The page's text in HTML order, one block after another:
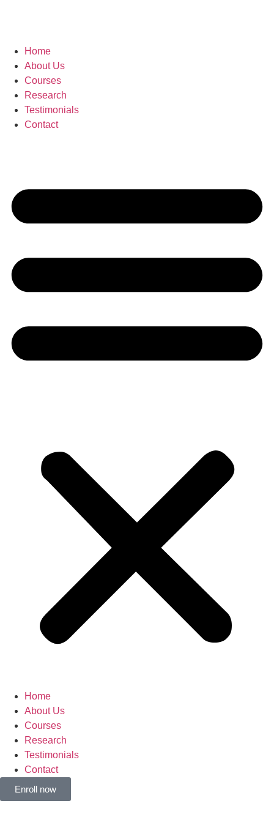
Home
About Us
Courses
Research
Testimonials
Contact
Home
About Us
Courses
Research
Testimonials
Contact
Enroll now